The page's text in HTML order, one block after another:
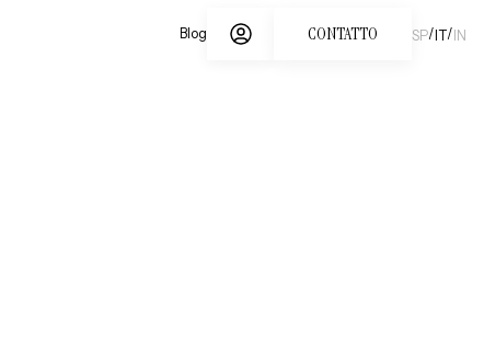
Blog CONTATTO IN
/
IT
/
SP